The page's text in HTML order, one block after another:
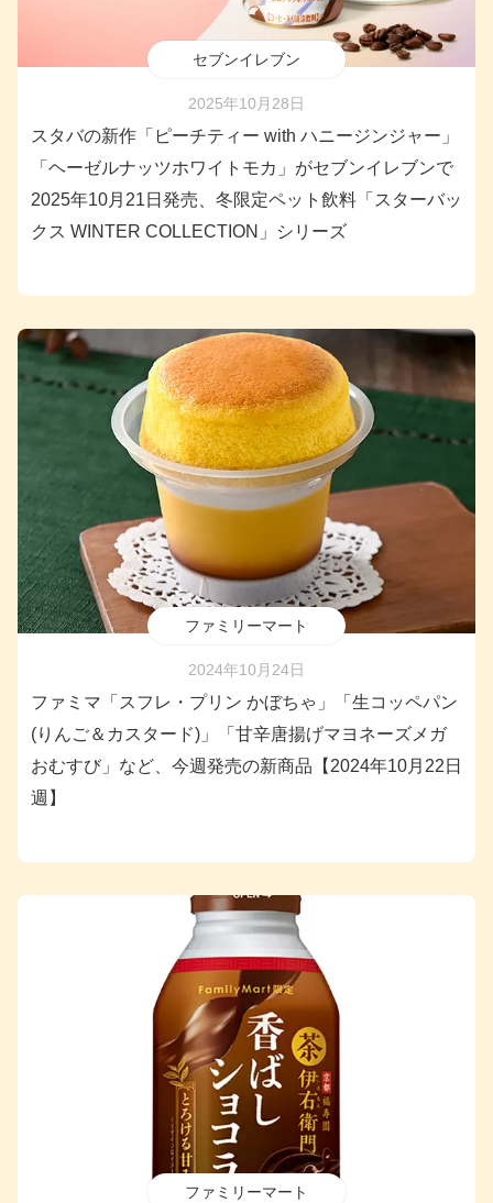
セブンイレブン
2025年10月28日
スタバの新作「ピーチティー with ハニージンジャー」
「ヘーゼルナッツホワイトモカ」がセブンイレブンで
2025年10月21日発売、冬限定ペット飲料「スターバッ
クス WINTER COLLECTION」シリーズ
ファミリーマート
2024年10月24日
ファミマ「スフレ・プリン かぼちゃ」「生コッペパン
(りんご＆カスタード)」「甘辛唐揚げマヨネーズメガ
おむすび」など、今週発売の新商品【2024年10月22日
週】
ファミリーマート